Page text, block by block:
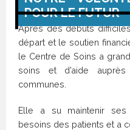
POUR LE FUTUR
Après des débuts
départ et le soutien
le Centre de Soins a
soins et d’aide
communes.
Elle a su maintenir ses
besoins des patients et a